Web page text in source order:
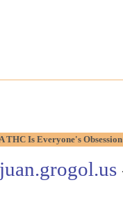
THC Is Everyone's